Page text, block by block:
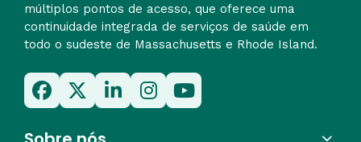
múltiplos pontos de acesso, que oferece uma
continuidade integrada de serviços de saúde em
todo o sudeste de Massachusetts e Rhode Island.